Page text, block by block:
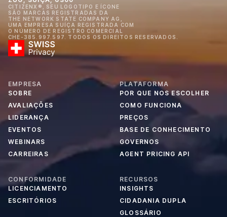
CITIZENX®, SEU LOGOTIPO E ÍCONE
SÃO MARCAS REGISTRADAS DA
THE NETWORK STATE COMPANY AG,
UMA EMPRESA SUÍÇA REGISTRADA COM
O NÚMERO DE REGISTRO COMERCIAL
CHE-385.997.597. TODOS OS DIREITOS RESERVADOS.
EMPRESA
SOBRE
AVALIAÇÕES
LIDERANÇA
EVENTOS
WEBINARS
CARREIRAS
PLATAFORMA
POR QUE NOS ESCOLHER
COMO FUNCIONA
PREÇOS
BASE DE CONHECIMENTO
GOVERNOS
AGENT PRICING API
CONFORMIDADE
LICENCIAMENTO
ESCRITÓRIOS
RECURSOS
INSIGHTS
CIDADANIA DUPLA
GLOSSÁRIO